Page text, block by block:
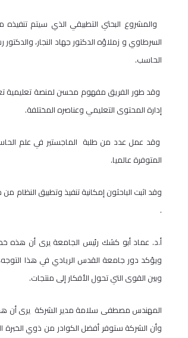
والمشروع البحثي التطبيقي الذي سيتم
السرطاوي و زملاؤه الدكتور جهاد النجار،
الحاسب.
وقد طور الفريق مفهوم محسن لمنصة تعليمية
إدارة المحتوى التعليمي وعناصره المختلفة.
وقد عمل عدد من طلبة الماجستير في علم الحاسب
المتوفرة عالميا.
وقد اثبت الباحثون إمكانية تنفيذ وتطبيق النظام
.
أ.د. عماد أبو كشك رئيس الجامعة يرى أن هذه
ويؤكد دور جامعة القدس الريادي في هذا
وبين القوى التي تحول الأفكار إلى منتجات.
المهندس مصطفى سلامة مدير الشركة يرى أن
وأن الشركة ستوفر أفضل الكوادر من ذوي